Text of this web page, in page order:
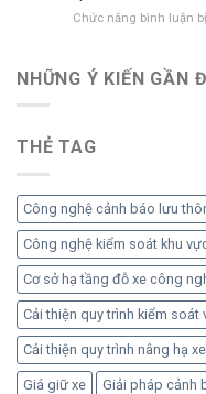
Chức năng bình luận
NHỮNG Ý KIẾN ​​GẦN
THẺ TAG
Công nghệ cảnh báo lưu
Công nghệ kiểm soát khu
Cơ sở hạ tầng đỗ xe công
Cải thiện quy trình kiểm
Cải thiện quy trình nâng hạ
Giá giữ xe Giải pháp cảnh